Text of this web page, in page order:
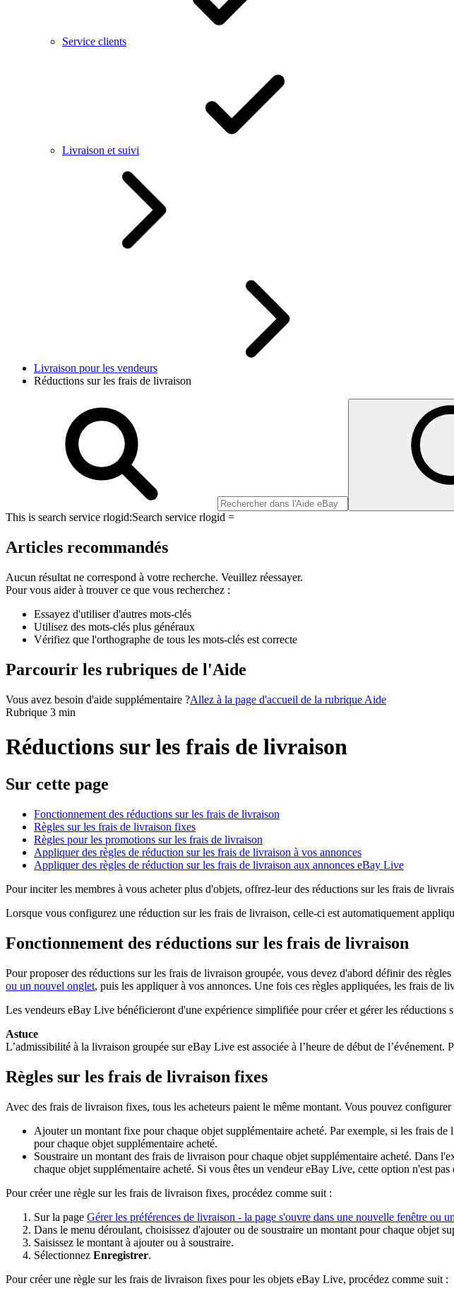
Service clients
Livraison et suivi
Livraison pour les vendeurs
Réductions sur les frais de livraison
This is search service rlogid:Search service rlogid =
Articles recommandés
Aucun résultat ne correspond à votre recherche. Veuillez réessayer.
Pour vous aider à trouver ce que vous recherchez :
Essayez d'utiliser d'autres mots-clés
Utilisez des mots-clés plus généraux
Vérifiez que l'orthographe de tous les mots-clés est correcte
Parcourir les rubriques de l'Aide
Vous avez besoin d'aide supplémentaire ?Allez à la page d'accueil de la rubrique Aide
Rubrique 3 min
Réductions sur les frais de livraison
Sur cette page
Fonctionnement des réductions sur les frais de livraison
Règles sur les frais de livraison fixes
Règles pour les promotions sur les frais de livraison
Appliquer des règles de réduction sur les frais de livraison à vos annonces
Appliquer des règles de réduction sur les frais de livraison aux annonces eBay Live
Pour inciter les membres à vous acheter plus d'objets, offrez-leur des réductions sur les frais de
Lorsque vous configurez une réduction sur les frais de livraison, celle-ci est automatiquement
Fonctionnement des réductions sur les frais de livraison
Pour proposer des réductions sur les frais de livraison groupée, vous devez d'abord définir des
ou un nouvel onglet, puis les appliquer à vos annonces. Une fois ces règles appliquées, les frais de
Les vendeurs eBay Live bénéficieront d'une expérience simplifiée pour créer et gérer les réductions
Astuce
L’admissibilité à la livraison groupée sur eBay Live est associée à l’heure de début de l’événement.
Règles sur les frais de livraison fixes
Avec des frais de livraison fixes, tous les acheteurs paient le même montant. Vous pouvez
Ajouter un montant fixe pour chaque objet supplémentaire acheté. Par exemple, si les frais
pour chaque objet supplémentaire acheté.
Soustraire un montant des frais de livraison pour chaque objet supplémentaire acheté.
chaque objet supplémentaire acheté. Si vous êtes un vendeur eBay Live, cette option n'est
Pour créer une règle sur les frais de livraison fixes, procédez comme suit :
Sur la page Gérer les préférences de livraison - la page s'ouvre dans une nouvelle fenêtre ou
Dans le menu déroulant, choisissez d'ajouter ou de soustraire un montant pour chaque objet
Saisissez le montant à ajouter ou à soustraire.
Sélectionnez Enregistrer.
Pour créer une règle sur les frais de livraison fixes pour les objets eBay Live, procédez comme suit :